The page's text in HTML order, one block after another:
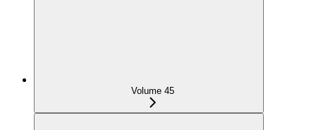
Volume 45